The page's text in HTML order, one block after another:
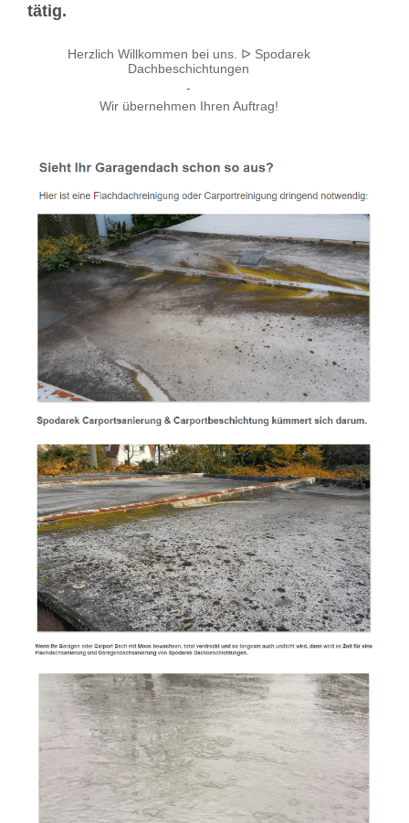
tätig.
Herzlich Willkommen bei uns. ᐅ Spodarek
Dachbeschichtungen
-
Wir übernehmen Ihren Auftrag!